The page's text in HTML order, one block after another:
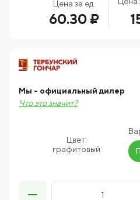
Цена за ед.
60.30 ₽
Цвет:
графитовый
Мы - официальный дилер
Что это значит?